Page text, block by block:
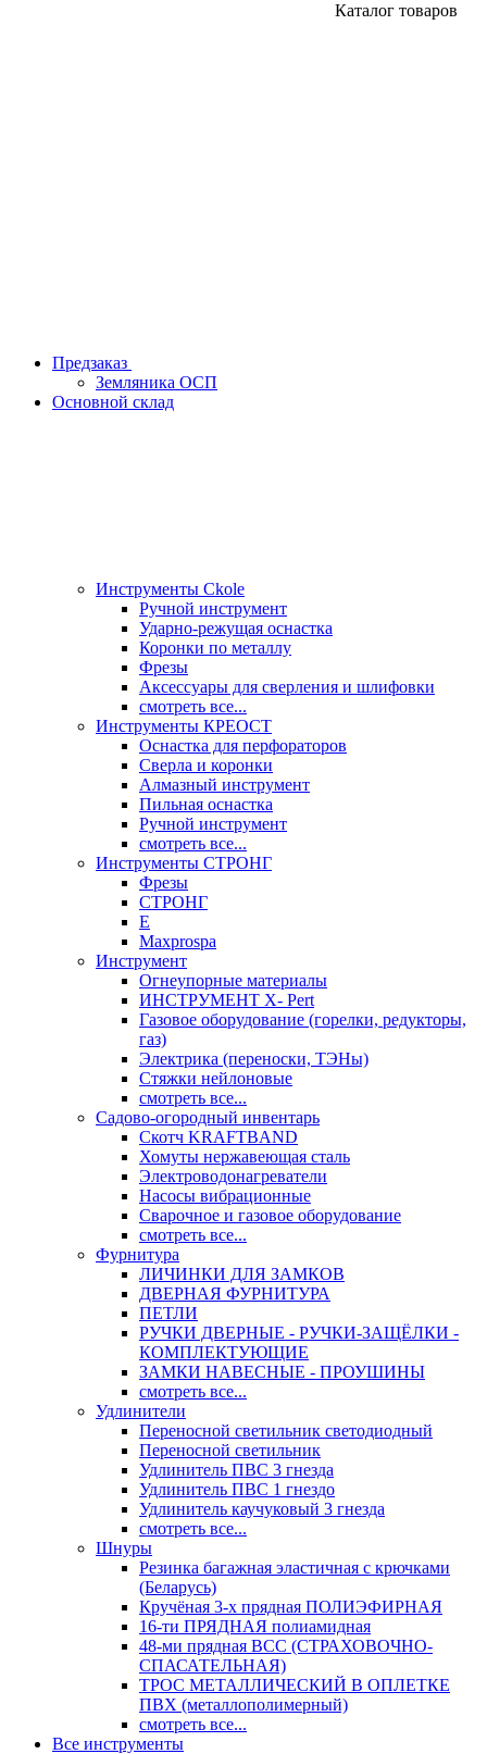
Каталог товаров
Предзаказ
Земляника ОСП
Основной склад
Инструменты Ckole
Ручной инструмент
Ударно‑режущая оснастка
Коронки по металлу
Фрезы
Аксессуары для сверления и шлифовки
смотреть все...
Инструменты КРЕОСТ
Оснастка для перфораторов
Сверла и коронки
Алмазный инструмент
Пильная оснастка
Ручной инструмент
смотреть все...
Инструменты СТРОНГ
Фрезы
СТРОНГ
Е
Maxprospa
Инструмент
Огнеупорные материалы
ИНСТРУМЕНТ X- Pert
Газовое оборудование (горелки, редукторы,
газ)
Электрика (переноски, ТЭНы)
Стяжки нейлоновые
смотреть все...
Садово-огородный инвентарь
Скотч KRAFTBAND
Хомуты нержавеющая сталь
Электроводонагреватели
Насосы вибрационные
Сварочное и газовое оборудование
смотреть все...
Фурнитура
ЛИЧИНКИ ДЛЯ ЗАМКОВ
ДВЕРНАЯ ФУРНИТУРА
ПЕТЛИ
РУЧКИ ДВЕРНЫЕ - РУЧКИ-ЗАЩЁЛКИ -
КОМПЛЕКТУЮЩИЕ
ЗАМКИ НАВЕСНЫЕ - ПРОУШИНЫ
смотреть все...
Удлинители
Переносной светильник светодиодный
Переносной светильник
Удлинитель ПВС 3 гнезда
Удлинитель ПВС 1 гнездо
Удлинитель каучуковый 3 гнезда
смотреть все...
Шнуры
Резинка багажная эластичная с крючками
(Беларусь)
Кручёная 3-х прядная ПОЛИЭФИРНАЯ
16-ти ПРЯДНАЯ полиамидная
48-ми прядная ВСС (СТРАХОВОЧНО-
СПАСАТЕЛЬНАЯ)
ТРОС МЕТАЛЛИЧЕСКИЙ В ОПЛЕТКЕ
ПВХ (металлополимерный)
смотреть все...
Все инструменты